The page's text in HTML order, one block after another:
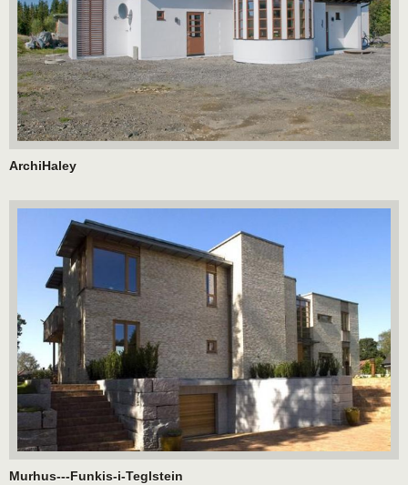
ArchiHaley
Murhus---Funkis-i-Teglstein